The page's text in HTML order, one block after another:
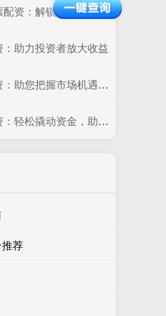
杠杆投资，助力财富增值
助力投资者放大收益
市场机遇，实现财富梦想
动资金，助您投资致富
荐